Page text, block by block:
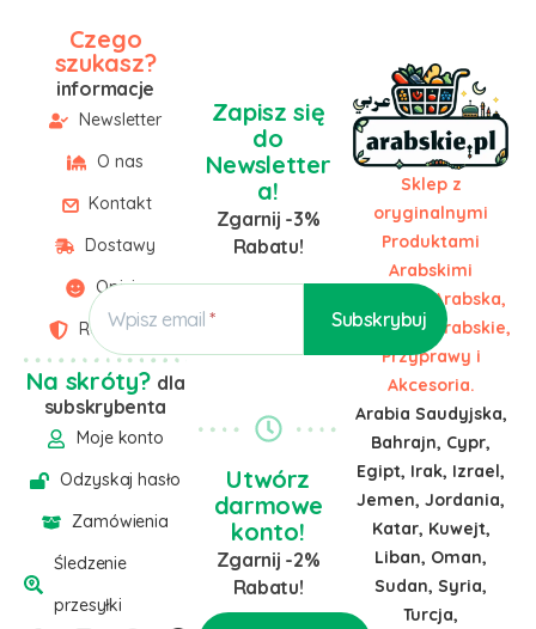
Czego
szukasz?
informacje
Newsletter
O nas
Kontakt
Dostawy
Opinie
Regulamin
Na skróty? dla
subskrybenta
Moje konto
Odzyskaj hasło
Zamówienia
Śledzenie
przesyłki
Sklep z
oryginalnymi
Produktami
Arabskimi
Żywność Arabska,
Słodycze Arabskie,
Przyprawy i
Akcesoria.
Arabia Saudyjska,
Bahrajn, Cypr,
Egipt, Irak, Izrael,
Jemen, Jordania,
Katar, Kuwejt,
Liban, Oman,
Sudan, Syria,
Turcja,
Zapisz się
do
Newsletter
a!
Zgarnij -3%
Rabatu!
Wpisz email
Utwórz
darmowe
konto!
Zgarnij -2%
Rabatu!